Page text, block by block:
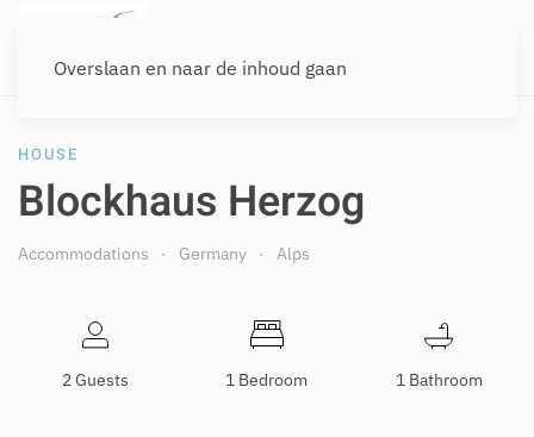
Overslaan en naar de inhoud gaan
HOUSE
Blockhaus Herzog
Accommodations Germany Alps
2 Guests 1 Bedroom 1 Bathroom